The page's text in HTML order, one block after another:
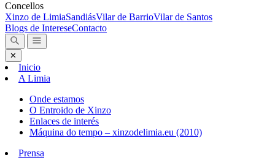
Concellos
Xinzo de LimiaSandiásVilar de BarrioVilar de Santos
Blogs de IntereseContacto
✕
Inicio
A Limia
Onde estamos
O Entroido de Xinzo
Enlaces de interés
Máquina do tempo – xinzodelimia.eu (2010)
Prensa